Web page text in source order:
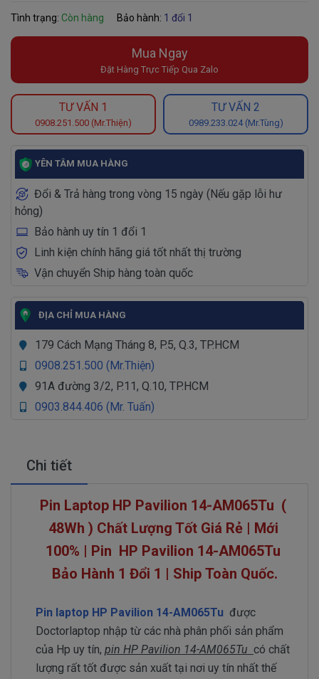
Tình trạng: Còn hàng Bảo hành: 1 đổi 1
Mua Ngay
Đặt Hàng Trực Tiếp Qua Zalo
TƯ VẤN 1
0908.251.500 (Mr.Thiện)
TƯ VẤN 2
0989.233.024 (Mr.Tùng)
YÊN TÂM MUA HÀNG
Đổi & Trả hàng trong vòng 15 ngày (Nếu gặp lỗi hư
hỏng)
Bảo hành uy tín 1 đổi 1
Linh kiện chính hãng giá tốt nhất thị trường
Vận chuyển Ship hàng toàn quốc
ĐỊA CHỈ MUA HÀNG
179 Cách Mạng Tháng 8, P.5, Q.3, TP.HCM
0908.251.500 (Mr.Thiện)
91A đường 3/2, P.11, Q.10, TP.HCM
0903.844.406 (Mr. Tuấn)
Chi tiết
Pin Laptop HP Pavilion 14-AM065Tu (
48Wh ) Chất Lượng Tốt Giá Rẻ | Mới
100% | Pin HP Pavilion 14-AM065Tu
Bảo Hành 1 Đổi 1 | Ship Toàn Quốc.
Pin laptop HP Pavilion 14-AM065Tu được
Doctorlaptop nhập từ các nhà phân phối sản phẩm
của Hp uy tín, pin HP Pavilion 14-AM065Tu có chất
lượng rất tốt được sản xuất tại nơi uy tín nhất thế